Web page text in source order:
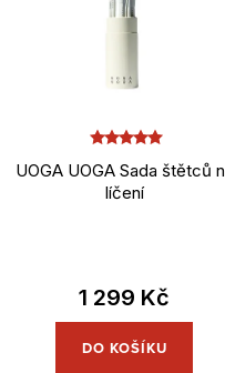
UOGA UOGA Sada štětců
líčení
1 299 Kč
DO KOŠÍKU